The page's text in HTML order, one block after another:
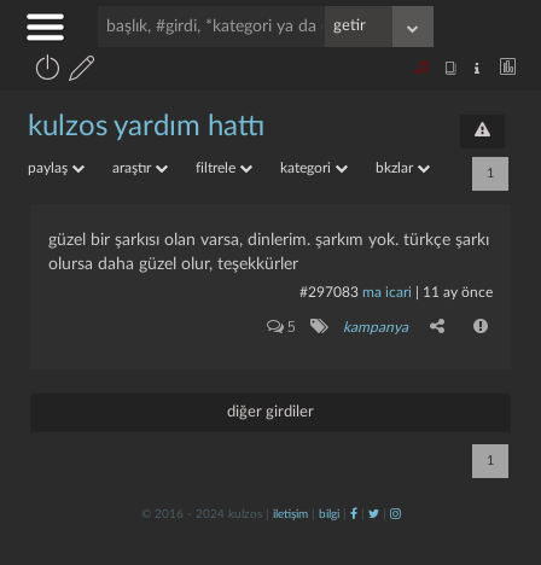
kulzos yardım hattı
paylaş araştır filtrele kategori bkzlar 1
güzel bir şarkısı olan varsa, dinlerim. şarkım yok. türkçe şarkı
olursa daha güzel olur, teşekkürler
#297083 ma icari 11 ay önce
5 kampanya
diğer girdiler
1
© 2016 - 2024 kulzos | iletişim| bilgi| | |